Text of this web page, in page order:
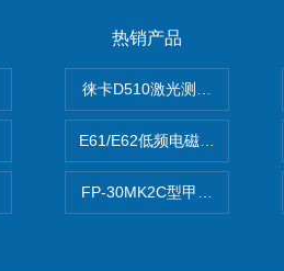
热销产品
徕卡D510激光测距仪
E61/E62低频电磁场强度分析
FP-30MK2C型甲醛检测仪